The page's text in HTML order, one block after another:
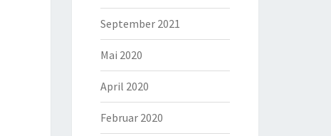
September 2021
Mai 2020
April 2020
Februar 2020